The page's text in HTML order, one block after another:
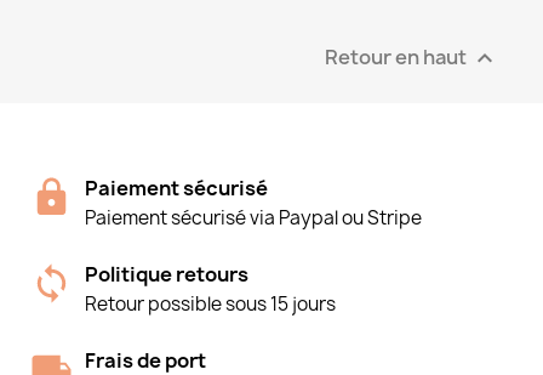
Retour en haut 
Paiement sécurisé
Paiement sécurisé via Paypal ou Stripe
Politique retours
Retour possible sous 15 jours
Frais de port